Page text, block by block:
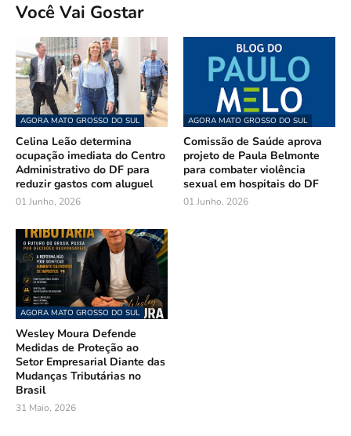
Você Vai Gostar
AGORA MATO GROSSO DO SUL
Celina Leão determina
ocupação imediata do Centro
Administrativo do DF para
reduzir gastos com aluguel
01 Junho, 2026
AGORA MATO GROSSO DO SUL
Comissão de Saúde aprova
projeto de Paula Belmonte
para combater violência
sexual em hospitais do DF
01 Junho, 2026
AGORA MATO GROSSO DO SUL
Wesley Moura Defende
Medidas de Proteção ao
Setor Empresarial Diante das
Mudanças Tributárias no
Brasil
31 Maio, 2026